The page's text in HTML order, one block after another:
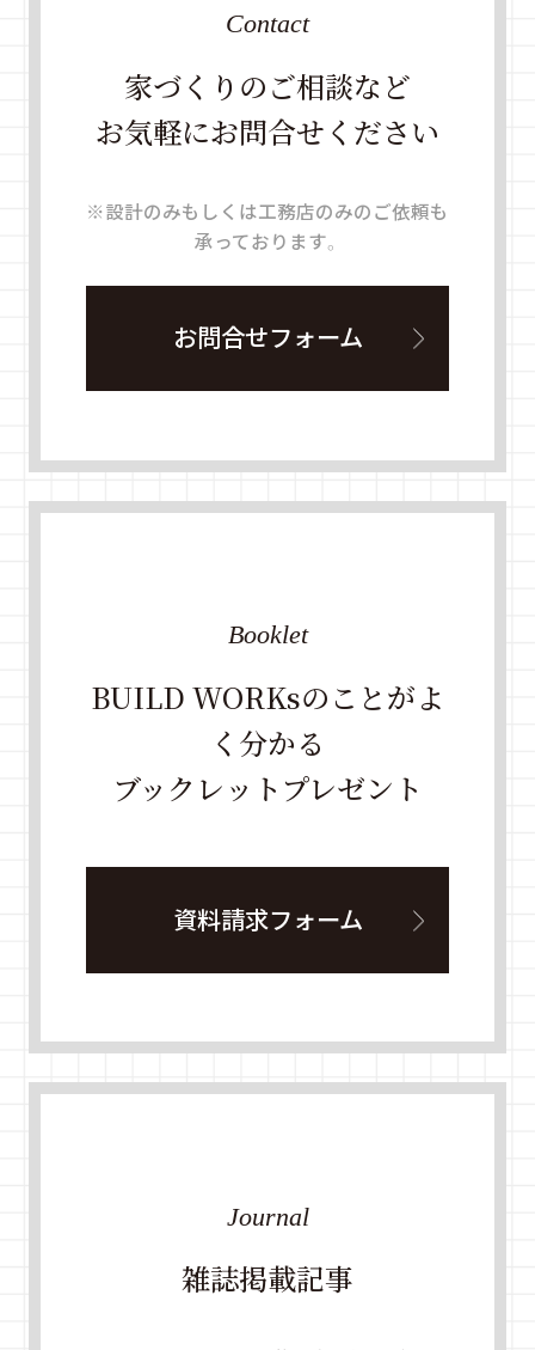
家づくりのご相談など
お気軽にお問合せください
Contact
※設計のみもしくは工務店のみのご依頼も
承っております。
お問合せフォーム
BUILD WORKsのことがよ
く分かる
ブックレットプレゼント
Booklet
資料請求フォーム
雑誌掲載記事
Journal